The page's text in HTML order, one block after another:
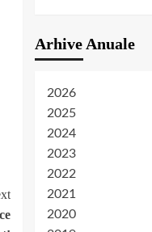
Arhive Anuale
2026
2025
2024
2023
2022
2021
2020